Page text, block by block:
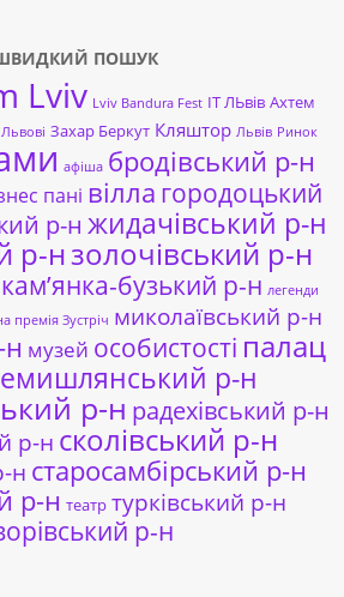
ПОШУК
Lviv Lviv Bandura Fest ІТ ЛЬвів Ахтем
Захар Беркут Кляштор Львів Ринок
афіша бродівський р-н
пані вілла городоцький
р-н жидачівський р-н
р-нзолочівський р-н
кам’янка-бузький р-н легенди
премія Зустріч миколаївський р-н
музей особистості палац
р-н
р-н радехівський р-н
р-н сколівський р-н
н старосамбірський р-н
р-н театр турківський р-н
р-н